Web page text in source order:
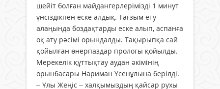
шейіт болған майдангерлерімізді 1 минут
үнсіздікпен еске алдық. Тағзым ету
алаңында боздақтарды еске алып, аспанға
оқ ату рәсімі орындалды. Тақырыпқа сай
қойылған өнерпаздар прологы қойылды.
Мерекелік құттықтау аудан әкімінің
орынбасары Нариман Үсенұлына берілді.
– Ұлы Жеңіс – халқымыздың қайсар рухы